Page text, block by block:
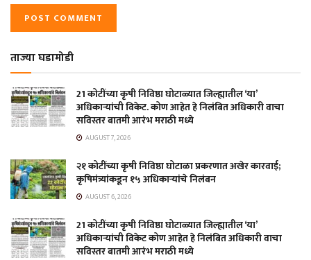
ताज्या घडामोडी
21 कोटींच्या कृषी निविष्ठा घोटाळ्यात जिल्ह्यातील ‘या’
अधिकाऱ्यांची विकेट. कोण आहेत हे निलंबित अधिकारी वाचा
सविस्तर बातमी आरंभ मराठी मध्ये
AUGUST 7, 2026
२१ कोटींच्या कृषी निविष्ठा घोटाळा प्रकरणात अखेर कारवाई;
कृषिमंत्र्यांकडून १५ अधिकाऱ्यांचे निलंबन
AUGUST 6, 2026
21 कोटींच्या कृषी निविष्ठा घोटाळ्यात जिल्ह्यातील ‘या’
अधिकाऱ्यांची विकेट कोण आहेत हे निलंबित अधिकारी वाचा
सविस्तर बातमी आरंभ मराठी मध्ये